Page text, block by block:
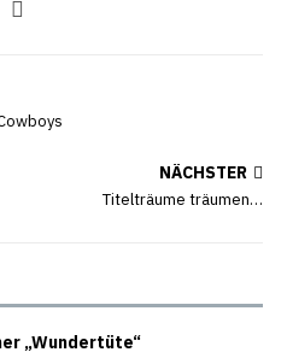
NÄCHSTER
Titelträume träumen…
„Wundertüte“